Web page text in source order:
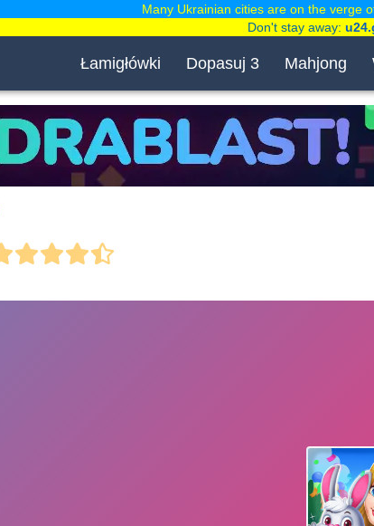
Łamigłówki Dopasuj 3 Mahjong
Many Ukrainian cities are on the verge
Don't stay away: